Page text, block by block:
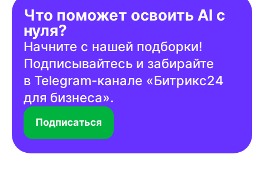
Что поможет освоить AI с
нуля?
Начните с нашей подборки!
Подписывайтесь и забирайте
в Telegram-канале «Битрикс24
для бизнеса».
Подписаться